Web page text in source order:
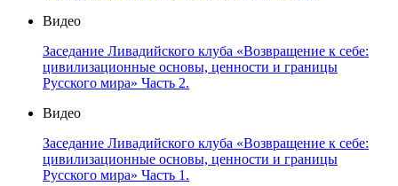
Видео
Заседание Ливадийского клуба «Возвращение к себе:
цивилизационные основы, ценности и границы
Русского мира» Часть 2.
Видео
Заседание Ливадийского клуба «Возвращение к себе:
цивилизационные основы, ценности и границы
Русского мира» Часть 1.